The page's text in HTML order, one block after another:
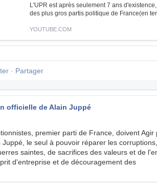
L'UPR est après seulement 7 ans
des plus gros partis politique de France(en
YOUTUBE.COM
· Partager
officielle de Alain Juppé
premier parti de France, doivent Agir
Juppé, le seul à pouvoir réparer les
saintes, de sacrifices des valeurs et de
d'entreprise et de découragement des